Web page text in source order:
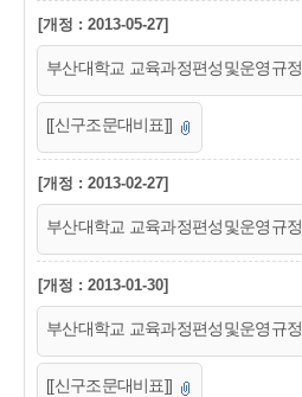
[개정 : 2013-05-27]
부산대학교 교육과정편성및운영규정
[[신구조문대비표]]
[개정 : 2013-02-27]
부산대학교 교육과정편성및운영규정
[개정 : 2013-01-30]
부산대학교 교육과정편성및운영규정
[[신구조문대비표]]